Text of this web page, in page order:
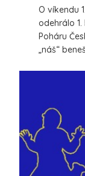
O víkendu
odehrálo
Poháru
„náš“